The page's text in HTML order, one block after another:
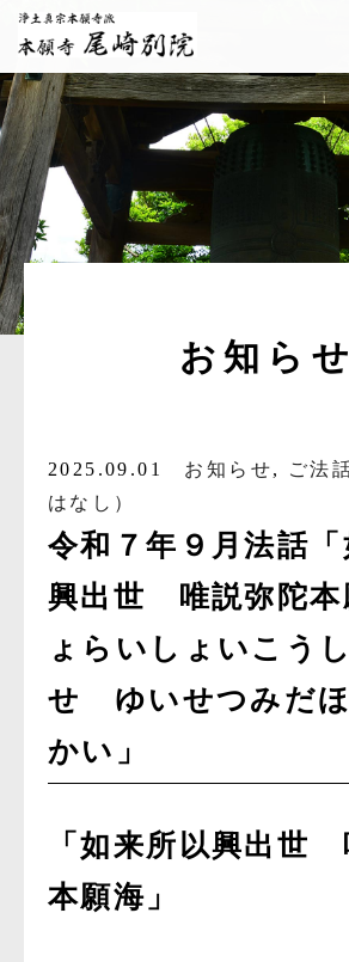
お知らせ
2025.09.01 お知らせ,
ご法
はなし）
令和７年９月法話「
興出世 唯説弥陀本
ょらいしょいこう
せ ゆいせつみだ
かい」
「如来所以興出世
本願海」